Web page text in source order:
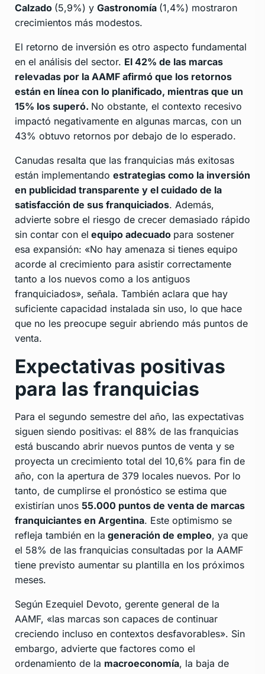
Calzado (5,9%) y Gastronomía (1,4%) mostraron
crecimientos más modestos.
El retorno de inversión es otro aspecto fundamental
en el análisis del sector. El 42% de las marcas
relevadas por la AAMF afirmó que los retornos
están en línea con lo planificado, mientras que un
15% los superó. No obstante, el contexto recesivo
impactó negativamente en algunas marcas, con un
43% obtuvo retornos por debajo de lo esperado.
Canudas resalta que las franquicias más exitosas
están implementando estrategias como la inversión
en publicidad transparente y el cuidado de la
satisfacción de sus franquiciados. Además,
advierte sobre el riesgo de crecer demasiado rápido
sin contar con el equipo adecuado para sostener
esa expansión: «No hay amenaza si tienes equipo
acorde al crecimiento para asistir correctamente
tanto a los nuevos como a los antiguos
franquiciados», señala. También aclara que hay
suficiente capacidad instalada sin uso, lo que hace
que no les preocupe seguir abriendo más puntos de
venta.
Expectativas positivas
para las franquicias
Para el segundo semestre del año, las expectativas
siguen siendo positivas: el 88% de las franquicias
está buscando abrir nuevos puntos de venta y se
proyecta un crecimiento total del 10,6% para fin de
año, con la apertura de 379 locales nuevos. Por lo
tanto, de cumplirse el pronóstico se estima que
existirían unos 55.000 puntos de venta de marcas
franquiciantes en Argentina. Este optimismo se
refleja también en la generación de empleo, ya que
el 58% de las franquicias consultadas por la AAMF
tiene previsto aumentar su plantilla en los próximos
meses.
Según Ezequiel Devoto, gerente general de la
AAMF, «las marcas son capaces de continuar
creciendo incluso en contextos desfavorables». Sin
embargo, advierte que factores como el
ordenamiento de la macroeconomía, la baja de